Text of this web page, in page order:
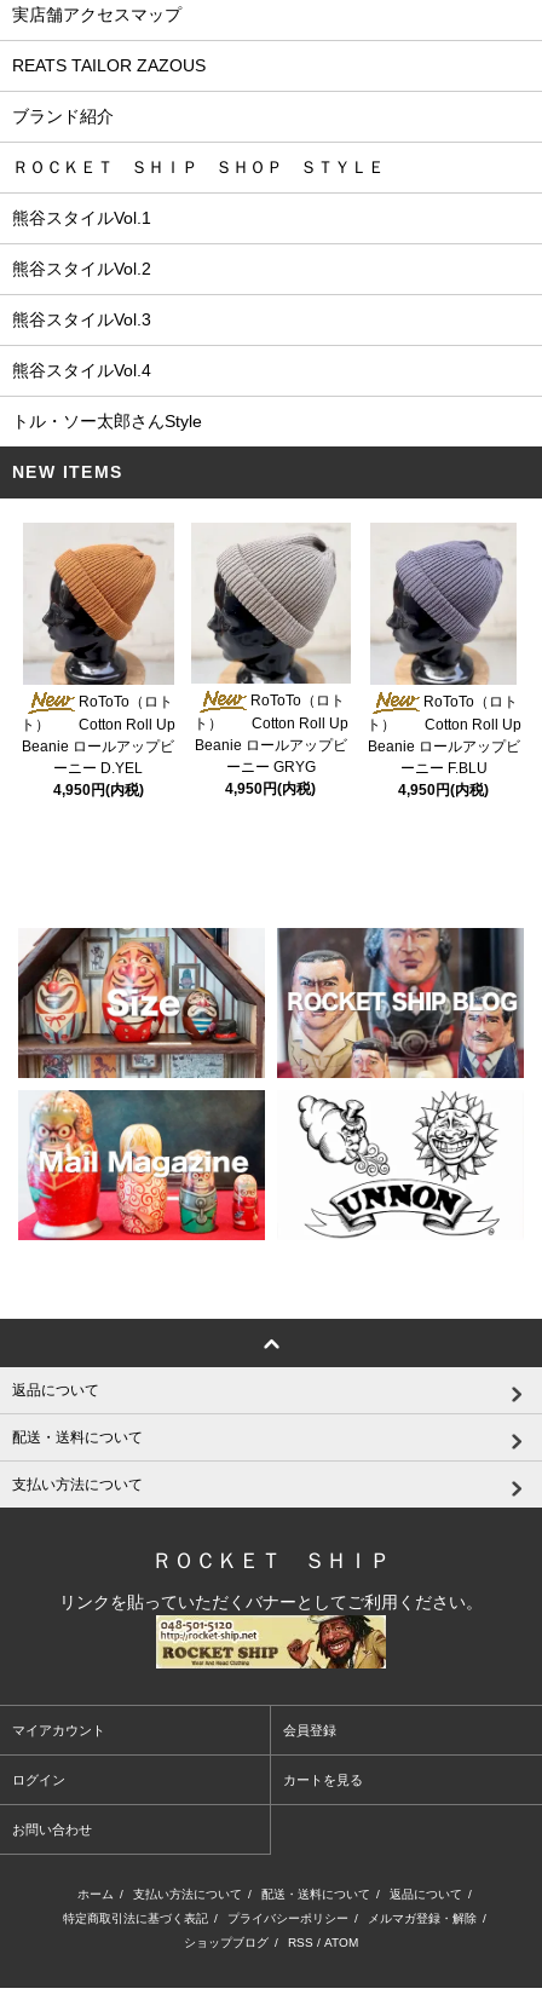
実店舗アクセスマップ
REATS TAILOR ZAZOUS
ブランド紹介
ＲＯＣＫＥＴ ＳＨＩＰ ＳＨＯＰ ＳＴＹＬＥ
熊谷スタイルVol.1
熊谷スタイルVol.2
熊谷スタイルVol.3
熊谷スタイルVol.4
トル・ソー太郎さんStyle
NEW ITEMS
RoToTo（ロト
ト） Cotton Roll Up
Beanie ロールアップビ
ーニー D.YEL
4,950円(内税)
RoToTo（ロト
ト） Cotton Roll Up
Beanie ロールアップビ
ーニー GRYG
4,950円(内税)
RoToTo（ロト
ト） Cotton Roll Up
Beanie ロールアップビ
ーニー F.BLU
4,950円(内税)
返品について
配送・送料について
支払い方法について
ＲＯＣＫＥＴ ＳＨＩＰ
リンクを貼っていただくバナーとしてご利用ください。
マイアカウント 会員登録
ログイン カートを見る
お問い合わせ
ホーム / 支払い方法について / 配送・送料について / 返品について /
特定商取引法に基づく表記 / プライバシーポリシー / メルマガ登録・解除 /
ショップブログ / RSS / ATOM